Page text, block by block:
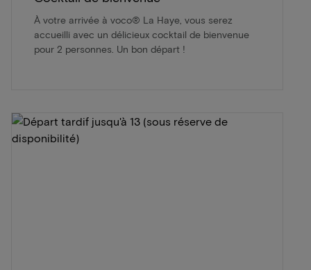
À votre arrivée à voco® La Haye, vous serez
accueilli avec un délicieux cocktail de bienvenue
pour 2 personnes. Un bon départ !